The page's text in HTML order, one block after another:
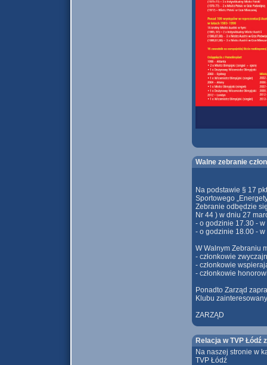
Walne zebranie
Na podstawie § 17
Sportowego
Zebranie odbędzie
Nr 44 ) w dniu 27
- o godzinie 17.30 -
- o godzinie 18.00 -
W Walnym Zebraniu
- członkowie
- członkowie
- członkowie
Ponadto Zarząd
Klubu
ZARZĄD
Relacja w TVP Łódź
Na naszej stronie w
TVP Łódź